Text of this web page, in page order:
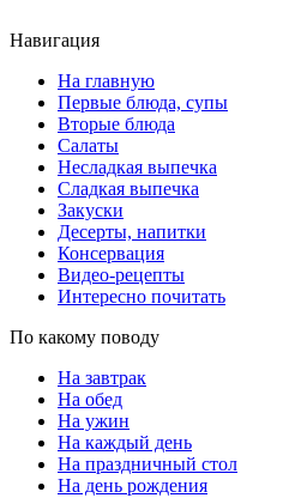
Навигация
На главную
Первые блюда, супы
Вторые блюда
Салаты
Несладкая выпечка
Сладкая выпечка
Закуски
Десерты, напитки
Консервация
Видео-рецепты
Интересно почитать
По какому поводу
На завтрак
На обед
На ужин
На каждый день
На праздничный стол
На день рождения